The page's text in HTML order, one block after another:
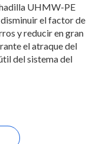
UHMW-PE
el factor de
y reducir en gran
el atraque del
del sistema del